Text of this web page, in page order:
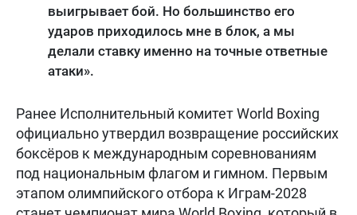
выигрывает бой. Но большинство его
ударов приходилось мне в блок, а мы
делали ставку именно на точные ответные
атаки».
Ранее Исполнительный комитет World Boxing
официально утвердил возвращение российских
боксёров к международным соревнованиям
под национальным флагом и гимном. Первым
этапом олимпийского отбора к Играм-2028